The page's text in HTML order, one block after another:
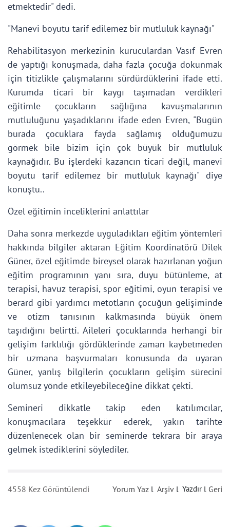
etmektedir" dedi.
"Manevi boyutu tarif edilemez bir mutluluk kaynağı"
Rehabilitasyon merkezinin kuruculardan Vasıf Evren
de yaptığı konuşmada, daha fazla çocuğa dokunmak
için titizlikle çalışmalarını sürdürdüklerini ifade etti.
Kurumda ticari bir kaygı taşımadan verdikleri
eğitimle çocukların sağlığına kavuşmalarının
mutluluğunu yaşadıklarını ifade eden Evren, "Bugün
burada çocuklara fayda sağlamış olduğumuzu
görmek bile bizim için çok büyük bir mutluluk
kaynağıdır. Bu işlerdeki kazancın ticari değil, manevi
boyutu tarif edilemez bir mutluluk kaynağı" diye
konuştu..
Özel eğitimin inceliklerini anlattılar
Daha sonra merkezde uyguladıkları eğitim yöntemleri
hakkında bilgiler aktaran Eğitim Koordinatörü Dilek
Güner, özel eğitimde bireysel olarak hazırlanan yoğun
eğitim programının yanı sıra, duyu bütünleme, at
terapisi, havuz terapisi, spor eğitimi, oyun terapisi ve
berard gibi yardımcı metotların çocuğun gelişiminde
ve otizm tanısının kalkmasında büyük önem
taşıdığını belirtti. Aileleri çocuklarında herhangi bir
gelişim farklılığı gördüklerinde zaman kaybetmeden
bir uzmana başvurmaları konusunda da uyaran
Güner, yanlış bilgilerin çocukların gelişim sürecini
olumsuz yönde etkileyebileceğine dikkat çekti.
Semineri dikkatle takip eden katılımcılar,
konuşmacılara teşekkür ederek, yakın tarihte
düzenlenecek olan bir seminerde tekrara bir araya
gelmek istediklerini söylediler.
4558 Kez Görüntülendi Yorum Yaz l Arşiv l Yazdır l Geri